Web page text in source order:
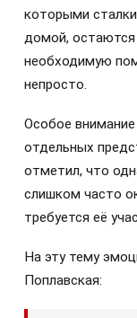
которыми
домой, остаются
необходимую
непросто.
Особое
отдельных
отметил, что
слишком часто
требуется её
На эту тему
Поплавская: